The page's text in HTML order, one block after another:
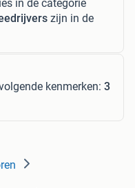
in de categorie
zijn in de
kenmerken: 3